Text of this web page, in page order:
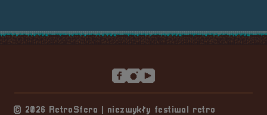
© 2026 RetroSfera | niezwykły festiwal retro